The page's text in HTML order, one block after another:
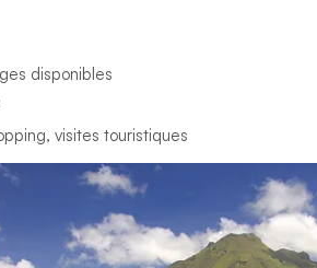
disponibles
visites touristiques